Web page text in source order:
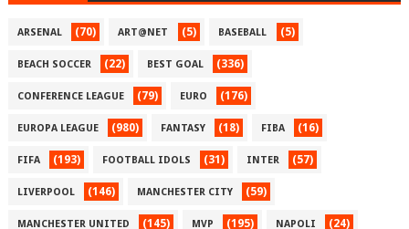
ARSENAL (70) ART@NET (5) BASEBALL (5)
BEACH SOCCER (22) BEST GOAL (336)
CONFERENCE LEAGUE (79) EURO (176)
EUROPA LEAGUE (980) FANTASY (18) FIBA (16)
FIFA (193) FOOTBALL IDOLS (31) INTER (57)
LIVERPOOL (146) MANCHESTER CITY (59)
MANCHESTER UNITED (145) MVP (195) NAPOLI (24)